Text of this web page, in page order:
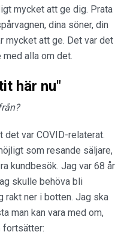
mycket att ge dig. Prata
dina söner, din
mycket att ge. Det var det
med alla om det.
här nu"
det var COVID-relaterat.
som resande säljare,
kundbesök. Jag var 68 år
skulle behöva bli
rakt ner i botten. Jag ska
man kan vara med om,
fortsätter: